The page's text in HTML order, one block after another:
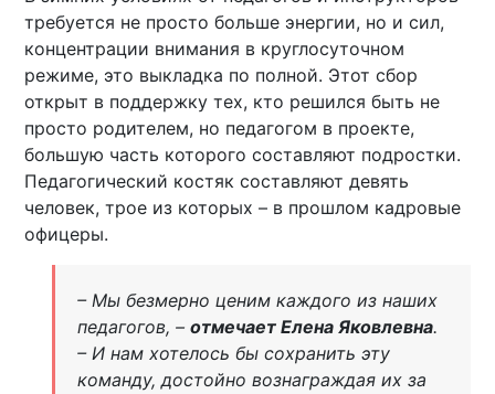
требуется не просто больше энергии, но и сил,
концентрации внимания в круглосуточном
режиме, это выкладка по полной. Этот сбор
открыт в поддержку тех, кто решился быть не
просто родителем, но педагогом в проекте,
большую часть которого составляют подростки.
Педагогический костяк составляют девять
человек, трое из которых – в прошлом кадровые
офицеры.
– Мы безмерно ценим каждого из наших
педагогов, – отмечает Елена Яковлевна.
– И нам хотелось бы сохранить эту
команду, достойно вознаграждая их за